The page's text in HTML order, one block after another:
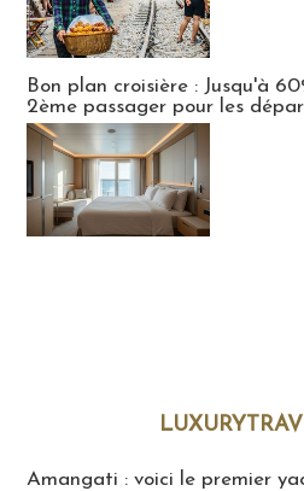
Bon plan croisière : Jusqu'à
2ème passager pour les
Amangati : voici le premier